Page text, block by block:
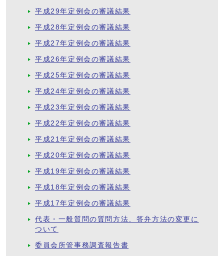
平成29年定例会の審議結果
平成28年定例会の審議結果
平成27年定例会の審議結果
平成26年定例会の審議結果
平成25年定例会の審議結果
平成24年定例会の審議結果
平成23年定例会の審議結果
平成22年定例会の審議結果
平成21年定例会の審議結果
平成20年定例会の審議結果
平成19年定例会の審議結果
平成18年定例会の審議結果
平成17年定例会の審議結果
代表・一般質問の質問方法、答弁方法の変更に
ついて
委員会所管事務調査報告書